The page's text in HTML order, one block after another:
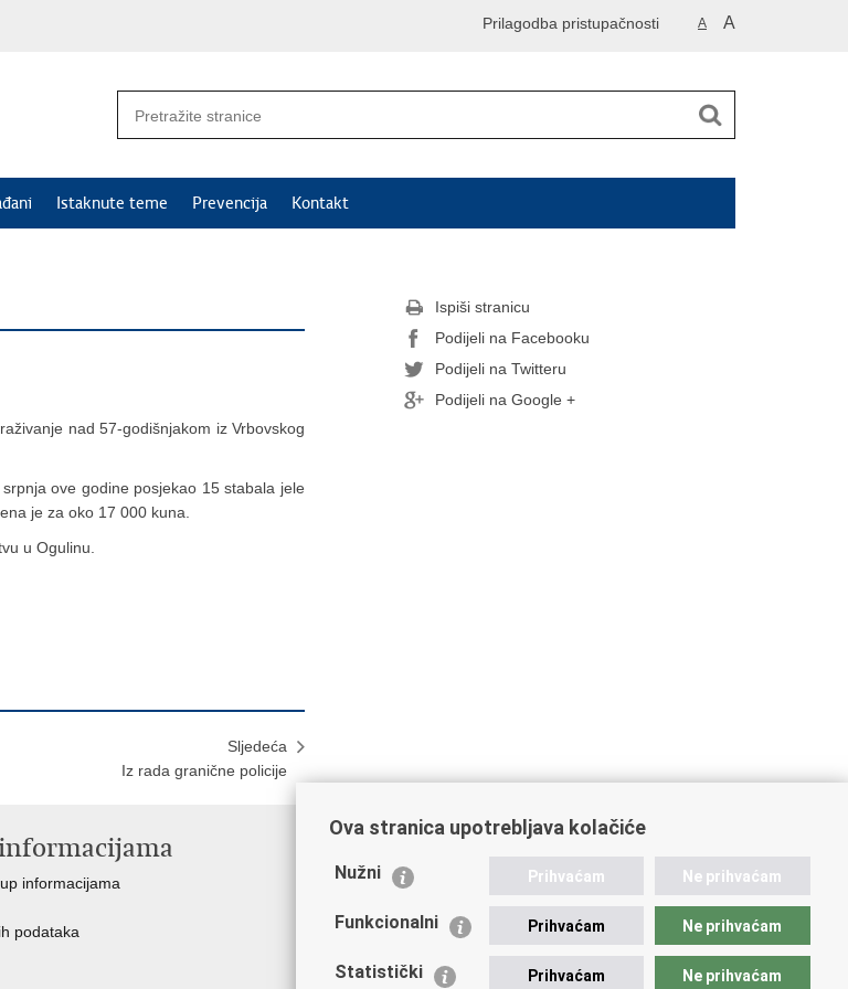
A A
Prilagodba pristupačnosti
Istaknute teme Prevencija Kontakt
nad 57-godišnjakom iz Vrbovskog
ove godine posjekao 15 stabala jele
je za oko 17 000 kuna.
u Ogulinu.
Sljedeća
Iz rada granične policije
Ispiši stranicu
Podijeli na Facebooku
Podijeli na Twitteru
Podijeli na Google +
informacijama
podataka
Važne poveznice
Ministarstvo unutarnjih poslova
Udruge
Policijska akademija
Ova stranica upotrebljava kolačiće
Nužni Prihvaćam Ne prihvaćam
Funkcionalni Prihvaćam Ne prihvaćam
Statistički Prihvaćam Ne prihvaćam